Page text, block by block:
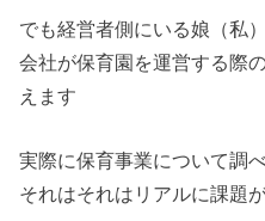
でも経営者側にいる娘（私
会社が保育園を運営する際
えます
実際に保育事業について調
それはそれはリアルに課題